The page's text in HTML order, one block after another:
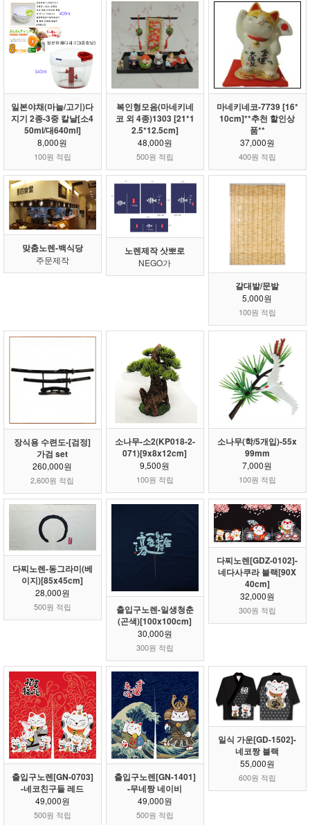
일본야채(마늘/고기)다
지기 2종-3중 칼날[소4
50ml/대640ml]
8,000원
100원 적립
복인형모음(마네키네
코 외 4종)1303 [21*1
2.5*12.5cm]
48,000원
500원 적립
마네키네코-7739 [16*
10cm]**추천 할인상
품**
37,000원
400원 적립
맞춤노렌-백식당
주문제작
노렌제작 삿뽀로
NEGO가
갈대발/문발
5,000원
100원 적립
장식용 수련도-[검정]
가검 set
260,000원
2,600원 적립
소나무-소2(KP018-2-
071)[9x8x12cm]
9,500원
100원 적립
소나무(학/5개입)-55x
99mm
7,000원
100원 적립
다찌노렌-동그라미(베
이지)[85x45cm]
28,000원
500원 적립
출입구노렌-일생청춘
(곤색)[100x100cm]
30,000원
300원 적립
다찌노렌[GDZ-0102]-
네다사쿠라 블랙[90X
40cm]
32,000원
300원 적립
출입구노렌[GN-0703]
-네코친구들 레드
49,000원
500원 적립
출입구노렌[GN-1401]
-무네짱 네이비
49,000원
500원 적립
일식 가운[GD-1502]-
네코짱 블랙
55,000원
600원 적립